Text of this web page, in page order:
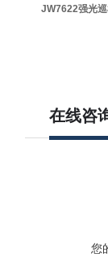
JW7622强光
在线咨
您